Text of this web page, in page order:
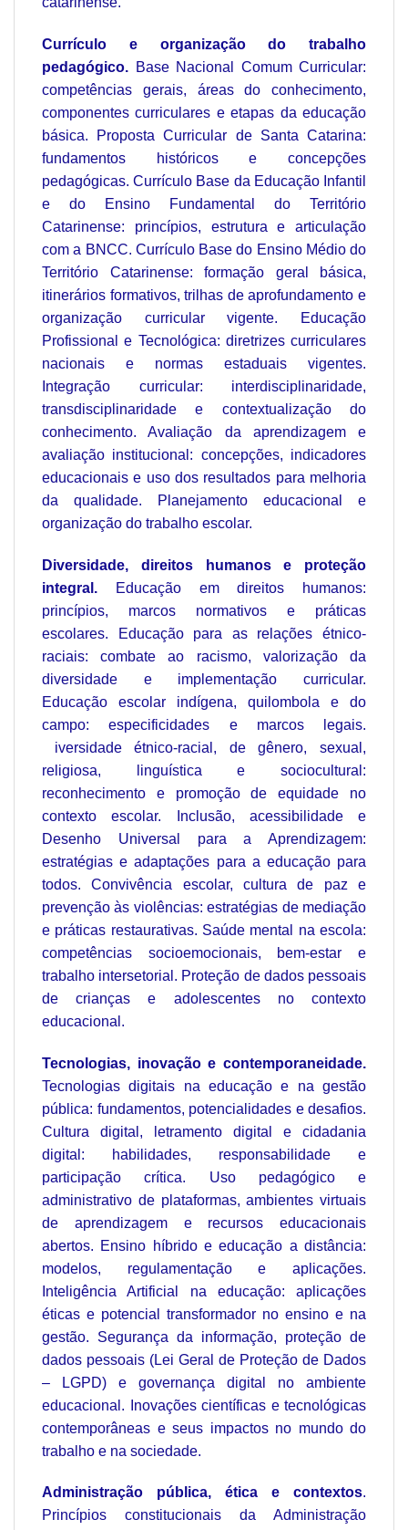
Currículo e organização do trabalho
pedagógico. Base Nacional Comum Curricular:
competências gerais, áreas do conhecimento,
componentes curriculares e etapas da educação
básica. Proposta Curricular de Santa Catarina:
fundamentos históricos e concepções
pedagógicas. Currículo Base da Educação Infantil
e do Ensino Fundamental do Território
Catarinense: princípios, estrutura e articulação
com a BNCC. Currículo Base do Ensino Médio do
Território Catarinense: formação geral básica,
itinerários formativos, trilhas de aprofundamento e
organização curricular vigente. Educação
Profissional e Tecnológica: diretrizes curriculares
nacionais e normas estaduais vigentes.
Integração curricular: interdisciplinaridade,
transdisciplinaridade e contextualização do
conhecimento. Avaliação da aprendizagem e
avaliação institucional: concepções, indicadores
educacionais e uso dos resultados para melhoria
da qualidade. Planejamento educacional e
organização do trabalho escolar.
Diversidade, direitos humanos e proteção
integral. Educação em direitos humanos:
princípios, marcos normativos e práticas
escolares. Educação para as relações étnico-
raciais: combate ao racismo, valorização da
diversidade e implementação curricular.
Educação escolar indígena, quilombola e do
campo: especificidades e marcos legais.
iversidade étnico-racial, de gênero, sexual,
religiosa, linguística e sociocultural:
reconhecimento e promoção de equidade no
contexto escolar. Inclusão, acessibilidade e
Desenho Universal para a Aprendizagem:
estratégias e adaptações para a educação para
todos. Convivência escolar, cultura de paz e
prevenção às violências: estratégias de mediação
e práticas restaurativas. Saúde mental na escola:
competências socioemocionais, bem-estar e
trabalho intersetorial. Proteção de dados pessoais
de crianças e adolescentes no contexto
educacional.
Tecnologias, inovação e contemporaneidade.
Tecnologias digitais na educação e na gestão
pública: fundamentos, potencialidades e desafios.
Cultura digital, letramento digital e cidadania
digital: habilidades, responsabilidade e
participação crítica. Uso pedagógico e
administrativo de plataformas, ambientes virtuais
de aprendizagem e recursos educacionais
abertos. Ensino híbrido e educação a distância:
modelos, regulamentação e aplicações.
Inteligência Artificial na educação: aplicações
éticas e potencial transformador no ensino e na
gestão. Segurança da informação, proteção de
dados pessoais (Lei Geral de Proteção de Dados
– LGPD) e governança digital no ambiente
educacional. Inovações científicas e tecnológicas
contemporâneas e seus impactos no mundo do
trabalho e na sociedade.
Administração pública, ética e contextos.
Princípios constitucionais da Administração